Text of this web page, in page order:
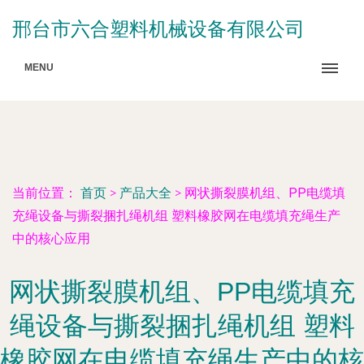
邢台市六合塑料机械设备有限公司
MENU
当前位置： 首页 > 产品大全 > 网状撕裂膜机组、PP电缆填
充绳设备与撕裂捆扎绳机组 塑料橡胶网在电缆填充绳生产
中的核心应用
网状撕裂膜机组、PP电缆填充
绳设备与撕裂捆扎绳机组 塑料